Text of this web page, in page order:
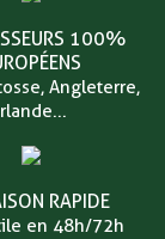
100%
Angleterre,
RAPIDE
en 48h/72h